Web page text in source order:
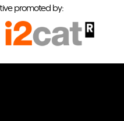
promoted by: